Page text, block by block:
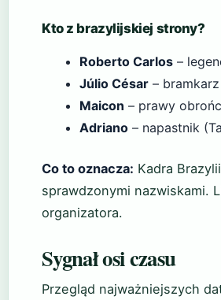
Kto z brazylijskiej strony?
Roberto Carlos –
Júlio César –
Maicon – prawy
Adriano – napastnik
Co to oznacza: Kadra
sprawdzonymi nazwiskami.
organizatora.
Sygnał osi czasu
Przegląd najważniejszych